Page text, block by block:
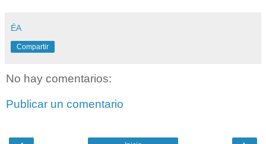
ÉA
Compartir
No hay comentarios:
Publicar un comentario